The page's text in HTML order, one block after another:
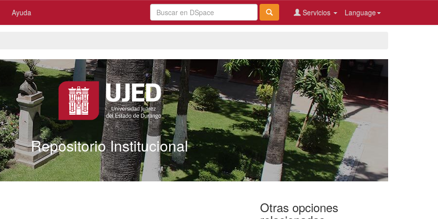
Ayuda Language
Servicios
Repositorio Institucional
Otras opciones